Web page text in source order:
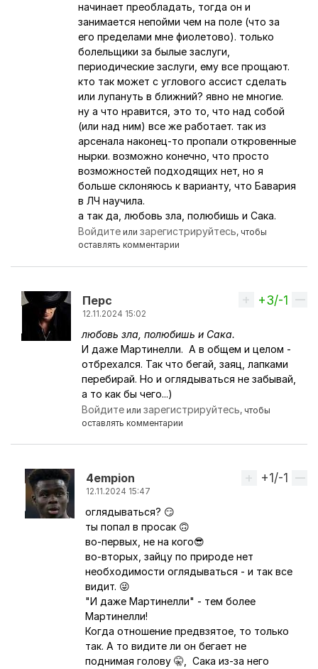
начинает преобладать, тогда он и
занимается непойми чем на поле (что за
его пределами мне фиолетово). только
болельщики за былые заслуги,
периодические заслуги, ему все прощают.
кто так может с углового ассист сделать
или лупануть в ближний? явно не многие.
ну а что нравится, это то, что над собой
(или над ним) все же работает. так из
арсенала наконец-то пропали откровенные
нырки. возможно конечно, что просто
возможностей подходящих нет, но я
больше склоняюсь к варианту, что Бавария
в ЛЧ научила.
а так да, любовь зла, полюбишь и Сака.
Войдите илизарегистрируйтесь, чтобы
оставлять комментарии
Перс
12.11.2024 15:02
Ответ на комментарий пользователя 4empion
Вверх
+3/-1
любовь зла, полюбишь и Сака.
И даже Мартинелли. А в общем и целом -
отбрехался. Так что бегай, заяц, лапками
перебирай. Но и оглядываться не забывай,
а то как бы чего...)
Войдите илизарегистрируйтесь, чтобы
оставлять комментарии
4empion
12.11.2024 15:47
Ответ на комментарий пользователя
Вверх
+1/-1
оглядываться? 😏
ты попал в просак 🙃
во-первых, не на кого😎
во-вторых, зайцу по природе нет
необходимости оглядываться - и так все
видит. 😜
"И даже Мартинелли" - тем более
Мартинелли!
Когда отношение предвзятое, то только
так. А то видите ли он бегает не
поднимая голову 🤫, Сака из-за него